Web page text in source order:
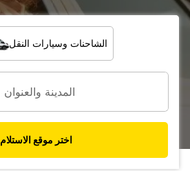
الشاحنات وسيارات النقل
اختر موقع الاستلام